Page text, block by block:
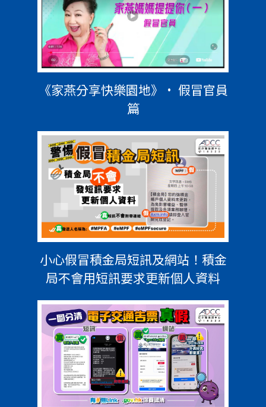
《家燕分享快樂園地》• 假冒官員
篇
小心假冒積金局短訊及網站！積金
局不會用短訊要求更新個人資料